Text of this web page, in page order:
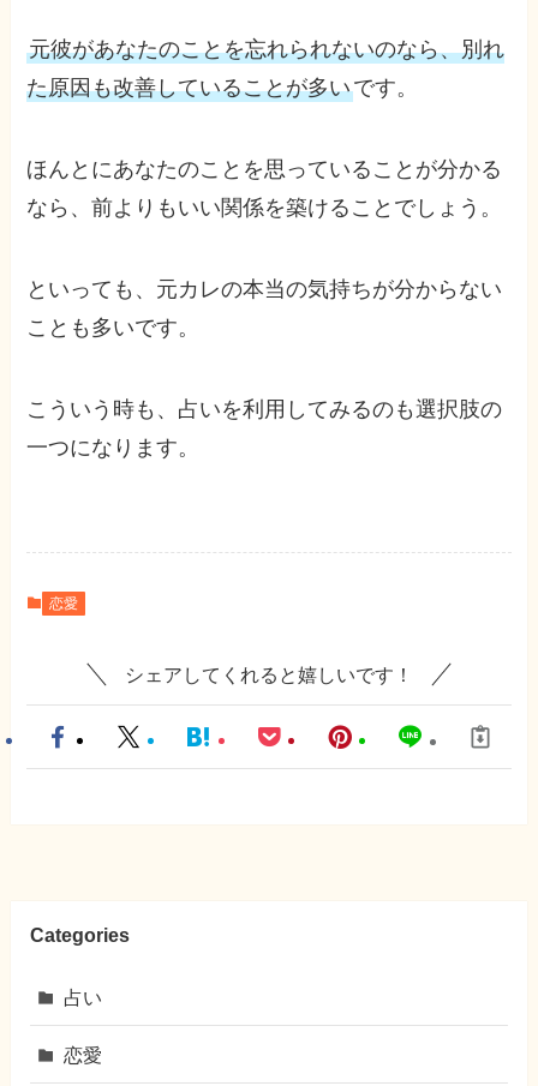
元彼があなたのことを忘れられないのなら、別れ
た原因も改善していることが多いです。
ほんとにあなたのことを思っていることが分かる
なら、前よりもいい関係を築けることでしょう。
といっても、元カレの本当の気持ちが分からない
ことも多いです。
こういう時も、占いを利用してみるのも選択肢の
一つになります。
恋愛
シェアしてくれると嬉しいです！
Categories
占い
恋愛